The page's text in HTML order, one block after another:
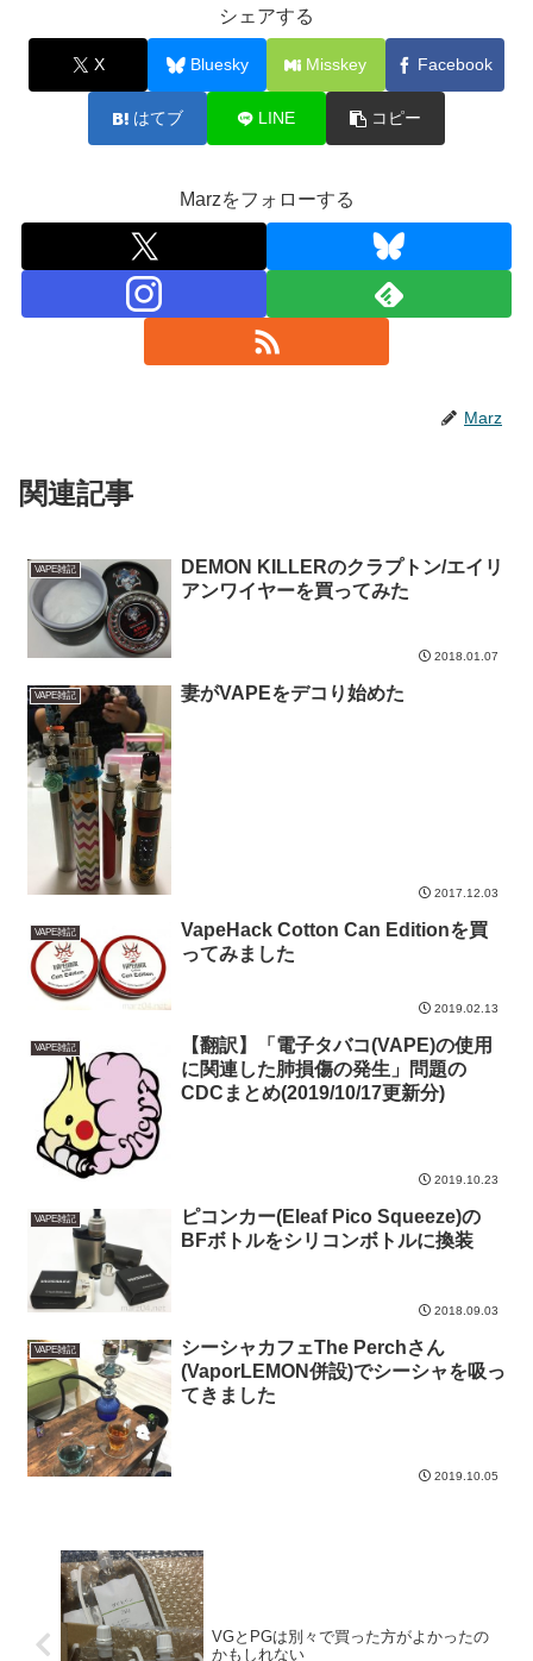
シェアする
X Bluesky Misskey Facebook
はてブ LINE コピー
Marzをフォローする
Marz
関連記事
VAPE雑記
DEMON KILLERのクラプトン/エイリ
アンワイヤーを買ってみた
2018.01.07
VAPE雑記 妻がVAPEをデコり始めた
2017.12.03
VAPE雑記
VapeHack Cotton Can Editionを買
ってみました
2019.02.13
VAPE雑記
【翻訳】「電子タバコ(VAPE)の使用
に関連した肺損傷の発生」問題の
CDCまとめ(2019/10/17更新分)
2019.10.23
VAPE雑記
ピコンカー(Eleaf Pico Squeeze)の
BFボトルをシリコンボトルに換装
2018.09.03
VAPE雑記
シーシャカフェThe Perchさん
(VaporLEMON併設)でシーシャを吸っ
てきました
2019.10.05
VGとPGは別々で買った方がよかったの
かもしれない